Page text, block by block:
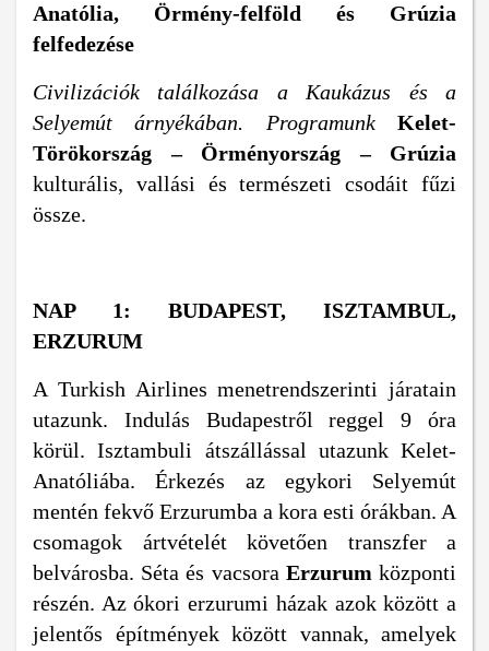
Anatólia, Örmény-felföld és Grúzia
felfedezése
Civilizációk találkozása a Kaukázus és a
Selyemút árnyékában. Programunk Kelet-
Törökország – Örményország – Grúzia
kulturális, vallási és természeti csodáit fűzi
össze.
NAP 1: BUDAPEST, ISZTAMBUL,
ERZURUM
A Turkish Airlines menetrendszerinti járatain
utazunk. Indulás Budapestről reggel 9 óra
körül. Isztambuli átszállással utazunk Kelet-
Anatóliába. Érkezés az egykori Selyemút
mentén fekvő Erzurumba a kora esti órákban. A
csomagok ártvételét követően transzfer a
belvárosba. Séta és vacsora Erzurum központi
részén. Az ókori erzurumi házak azok között a
jelentős építmények között vannak, amelyek